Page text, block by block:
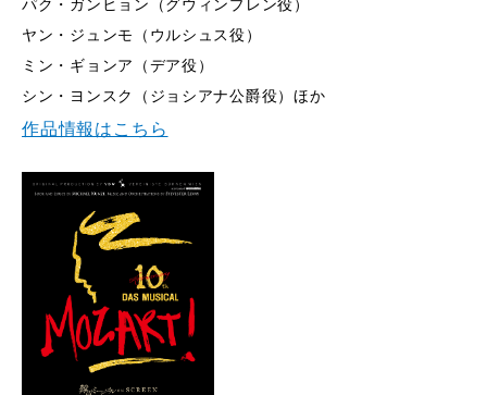
ヤン・ジュンモ（ウルシュス役）
ミン・ギョンア（デア役）
シン・ヨンスク（ジョシアナ公爵役）ほか
作品情報はこちら